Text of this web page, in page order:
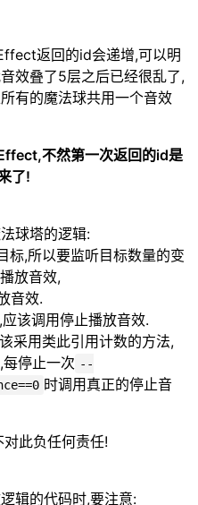
返回的id会递增,可以明
效叠了5层之后已经很乱了,
有的魔法球共用一个音效
不然第一次返回的id是
了!
球塔的逻辑:
标,所以要监听目标数量的变
放音效,
音效.
该调用停止播放音效.
采用类此引用计数的方法,
,每停止一次 --
时调用真正的停止音
此负任何责任!
辑的代码时,要注意: